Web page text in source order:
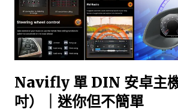
Navifly 單 DIN 安卓主
吋）｜迷你但不簡單